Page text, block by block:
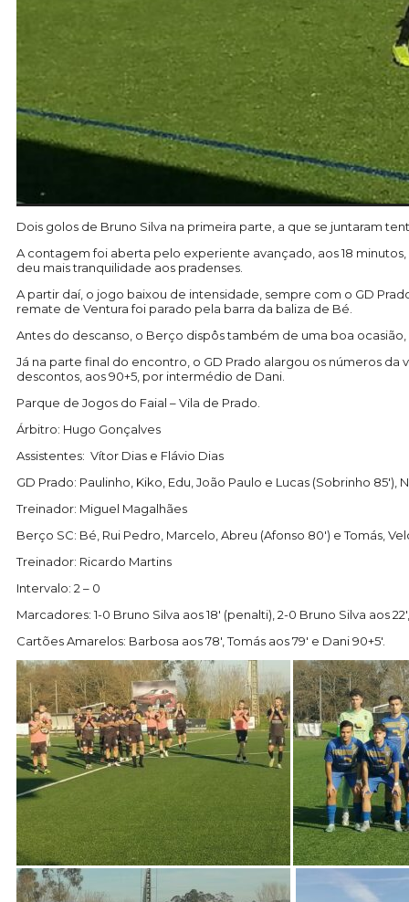
Dois golos de Bruno Silva na primeira parte, a que se juntaram
A contagem foi aberta pelo experiente avançado, aos 18
deu mais tranquilidade aos pradenses.
A partir daí, o jogo baixou de intensidade, sempre com o GD
remate de Ventura foi parado pela barra da baliza de Bé.
Antes do descanso, o Berço dispôs também de uma boa
Já na parte final do encontro, o GD Prado alargou os números
descontos, aos 90+5, por intermédio de Dani.
Parque de Jogos do Faial – Vila de Prado.
Árbitro: Hugo Gonçalves
Assistentes: Vítor Dias e Flávio Dias
GD Prado: Paulinho, Kiko, Edu, João Paulo e Lucas (Sobrinho 85′),
Treinador: Miguel Magalhães
Berço SC: Bé, Rui Pedro, Marcelo, Abreu (Afonso 80′) e Tomás,
Treinador: Ricardo Martins
Intervalo: 2 – 0
Marcadores: 1-0 Bruno Silva aos 18′ (penalti), 2-0 Bruno Silva aos
Cartões Amarelos: Barbosa aos 78′, Tomás aos 79′ e Dani 90+5′.